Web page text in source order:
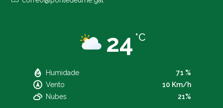
24 °C
Humidade
71 %
Vento
10 Km/h
Nubes
21%